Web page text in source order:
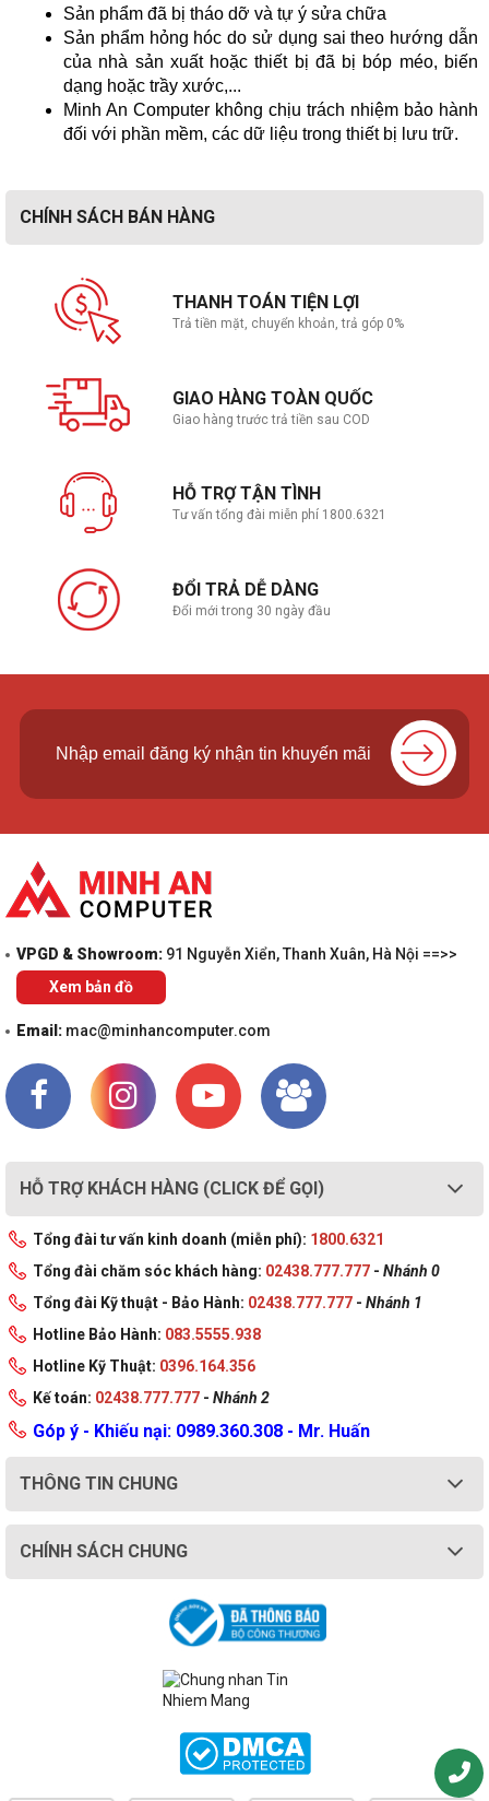
Sản phẩm đã bị tháo dỡ và tự ý sửa chữa
Sản phẩm hỏng hóc do sử dụng sai theo hướng dẫn
của nhà sản xuất hoặc thiết bị đã bị bóp méo, biến
dạng hoặc trầy xước,...
Minh An Computer không chịu trách nhiệm bảo hành
đối với phần mềm, các dữ liệu trong thiết bị lưu trữ.
CHÍNH SÁCH BÁN HÀNG
THANH TOÁN TIỆN LỢI
Trả tiền mặt, chuyển khoản, trả góp 0%
GIAO HÀNG TOÀN QUỐC
Giao hàng trước trả tiền sau COD
HỖ TRỢ TẬN TÌNH
Tư vấn tổng đài miễn phí 1800.6321
ĐỔI TRẢ DỄ DÀNG
Đổi mới trong 30 ngày đầu
VPGD & Showroom: 91 Nguyễn Xiển, Thanh Xuân, Hà Nội ==>>
Xem bản đồ
Email: mac@minhancomputer.com
HỖ TRỢ KHÁCH HÀNG (CLICK ĐỂ GỌI)
Tổng đài tư vấn kinh doanh (miễn phí): 1800.6321
Tổng đài chăm sóc khách hàng: 02438.777.777 - Nhánh 0
Tổng đài Kỹ thuật - Bảo Hành: 02438.777.777 - Nhánh 1
Hotline Bảo Hành: 083.5555.938
Hotline Kỹ Thuật: 0396.164.356
Kế toán: 02438.777.777 - Nhánh 2
Góp ý - Khiếu nại: 0989.360.308 - Mr. Huấn
THÔNG TIN CHUNG
CHÍNH SÁCH CHUNG